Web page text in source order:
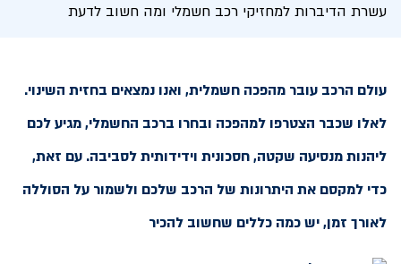
עשרת הדיברות למחזיקי רכב חשמלי ומה חשוב לדעת
עולם הרכב עובר מהפכה חשמלית, ואנו נמצאים בחזית השינוי.
לאלו שכבר הצטרפו למהפכה ובחרו ברכב החשמלי, מגיע לכם
ליהנות מנסיעה שקטה, חסכונית וידידותית לסביבה. עם זאת,
כדי למקסם את היתרונות של הרכב שלכם ולשמור על הסוללה
לאורך זמן, יש כמה כללים שחשוב להכיר